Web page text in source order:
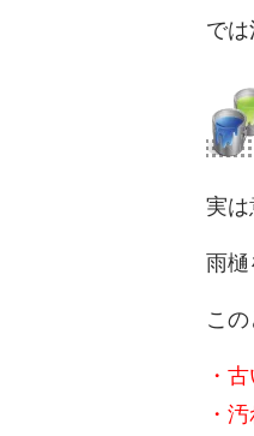
では
実は
雨
こ
・
・